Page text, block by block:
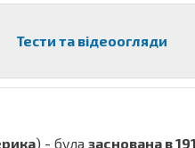
Тести та відеоогляди
) - була заснована в